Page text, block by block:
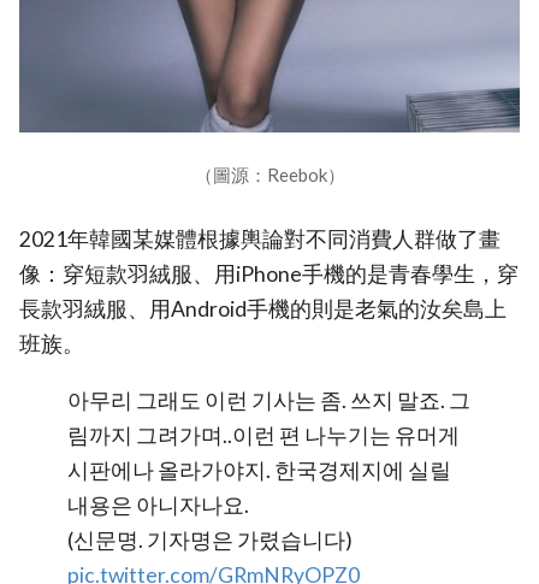
（圖源：Reebok）
2021年韓國某媒體根據輿論對不同消費人群做了畫
像：穿短款羽絨服、用iPhone手機的是青春學生，穿
長款羽絨服、用Android手機的則是老氣的汝矣島上
班族。
아무리 그래도 이런 기사는 좀. 쓰지 말죠. 그
림까지 그려가며..이런 편 나누기는 유머게
시판에나 올라가야지. 한국경제지에 실릴
내용은 아니자나요.
(신문명. 기자명은 가렸습니다)
pic.twitter.com/GRmNRyOPZ0